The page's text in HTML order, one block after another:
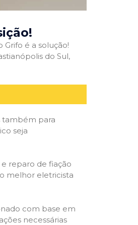
é a solução!
do Sul,
também para
seja
reparo de fiação
melhor eletricista
com base em
necessárias